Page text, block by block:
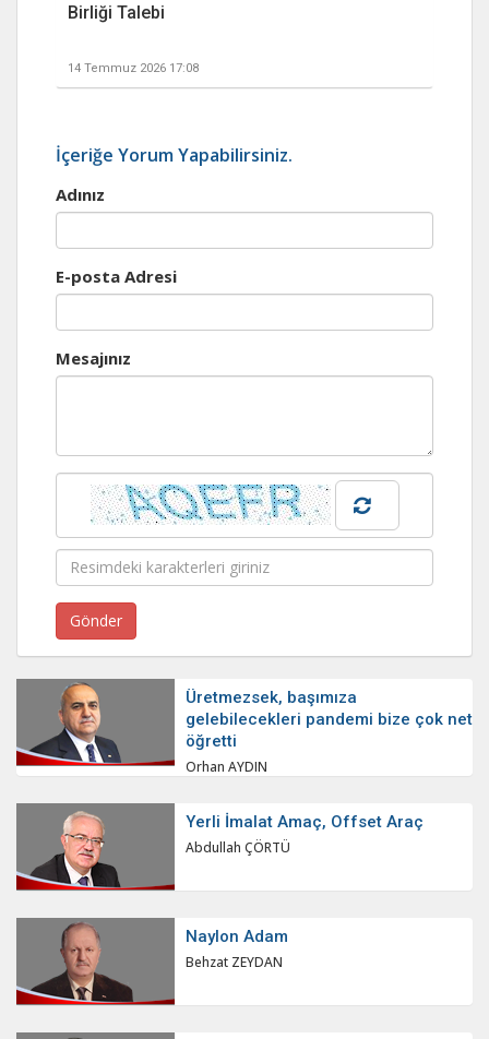
Birliği Talebi
14 Temmuz 2026 17:08
İçeriğe Yorum Yapabilirsiniz.
Adınız
E-posta Adresi
Mesajınız
Üretmezsek, başımıza
gelebilecekleri pandemi bize çok net
öğretti
Orhan AYDIN
Yerli İmalat Amaç, Offset Araç
Abdullah ÇÖRTÜ
Naylon Adam
Behzat ZEYDAN